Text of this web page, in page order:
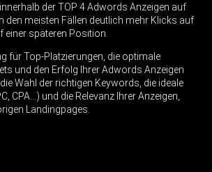
der TOP 4 Adwords Anzeigen auf
den meisten Fällen deutlich mehr Klicks auf
einer späteren Position.
für Top-Platzierungen, die optimale
und den Erfolg Ihrer Adwords Anzeigen
Wahl der richtigen Keywords, die ideale
CPA…) und die Relevanz Ihrer Anzeigen,
Landingpages.